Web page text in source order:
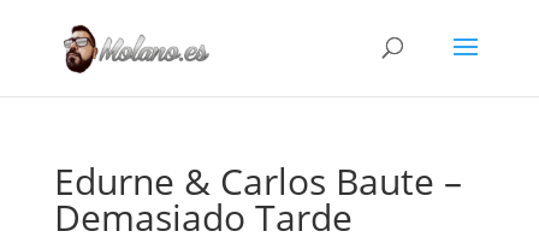
Edurne & Carlos Baute –
Demasiado Tarde